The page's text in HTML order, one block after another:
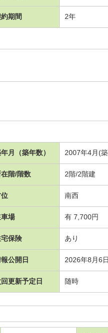
期間 2年
月（築年数） 2007年4月(
在階/階数 2階/2階建
南西
場 有 7,700円
保険 あり
公開日 2026年8月6日
更新予定日 随時